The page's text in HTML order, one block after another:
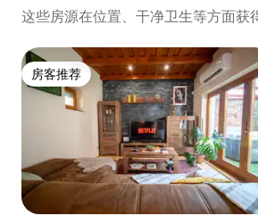
这些房源在位置、干净卫生等方面获
房客推荐
房客推荐